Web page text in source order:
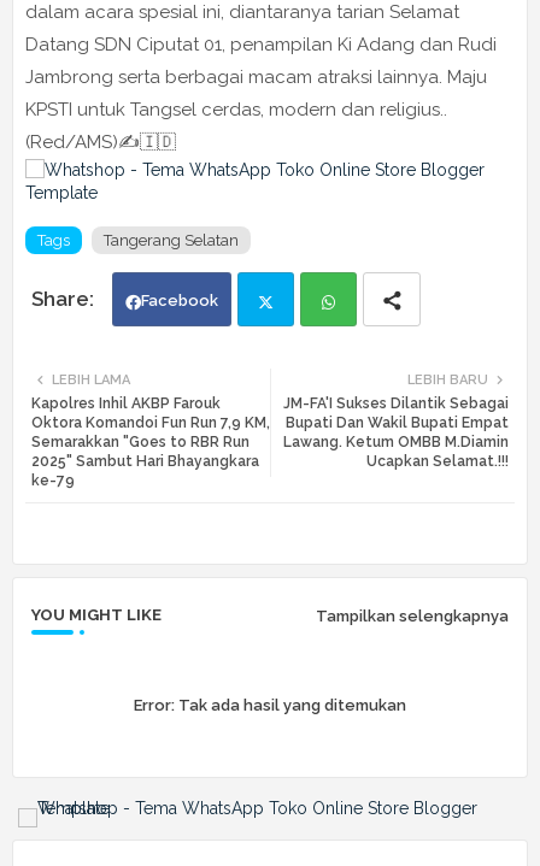
dalam acara spesial ini, diantaranya tarian Selamat
Datang SDN Ciputat 01, penampilan Ki Adang dan Rudi
Jambrong serta berbagai macam atraksi lainnya. Maju
KPSTI untuk Tangsel cerdas, modern dan religius..
(Red/AMS)✍️🇮🇩
Tags Tangerang Selatan
Facebook
ats
LEBIH BARU
JM-FA'I Sukses Dilantik Sebagai
Bupati Dan Wakil Bupati Empat
Lawang. Ketum OMBB M.Diamin
Ucapkan Selamat.!!!
LEBIH LAMA
Kapolres Inhil AKBP Farouk
Oktora Komandoi Fun Run 7,9 KM,
Semarakkan "Goes to RBR Run
2025" Sambut Hari Bhayangkara
ke-79
YOU MIGHT LIKE Tampilkan selengkapnya
Error: Tak ada hasil yang ditemukan